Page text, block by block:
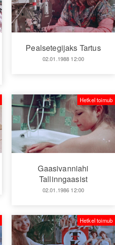
Pealsetegijaks Tartus
02.01.1988 12:00
Gaasivanniahi
Tallinngaasist
02.01.1986 12:00
Hetkel toimub
Hetkel toimub